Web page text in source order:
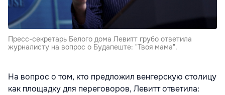
Пресс-секретарь Белого дома Левитт грубо ответила
журналисту на вопрос о Будапеште: "Твоя мама".
На вопрос о том, кто предложил венгерскую столицу
как площадку для переговоров, Левитт ответила: